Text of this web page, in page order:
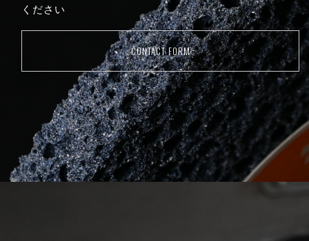
ください
CONTACT FORM